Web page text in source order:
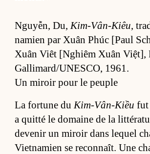
Nguyễn, Du,Kim-Vân-Kiêu,
na­mien par Xuân Phúc [Paul
Xuân Viêt [N­ghiêm Xuân Việt],
Gal­li­mard/U­NES­CO, 1961.
Un miroir pour le peuple
La for­tune du Kim-Vân-Kiều fut
a quitté le do­maine de la
de­ve­nir un mi­roir dans lequel
Viet­na­mien se re­con­naît. Une